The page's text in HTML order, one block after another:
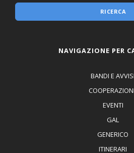
RICERCA
NAVIGAZIONE PER
BANDI E AVVISI
EVENTI
GAL
GENERICO
ITINERARI